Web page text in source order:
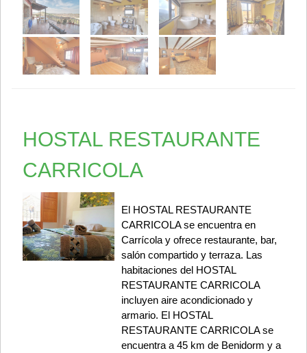
HOSTAL RESTAURANTE
CARRICOLA
El HOSTAL RESTAURANTE
CARRICOLA se encuentra en
Carrícola y ofrece restaurante, bar,
salón compartido y terraza. Las
habitaciones del HOSTAL
RESTAURANTE CARRICOLA
incluyen aire acondicionado y
armario. El HOSTAL
RESTAURANTE CARRICOLA se
encuentra a 45 km de Benidorm y a